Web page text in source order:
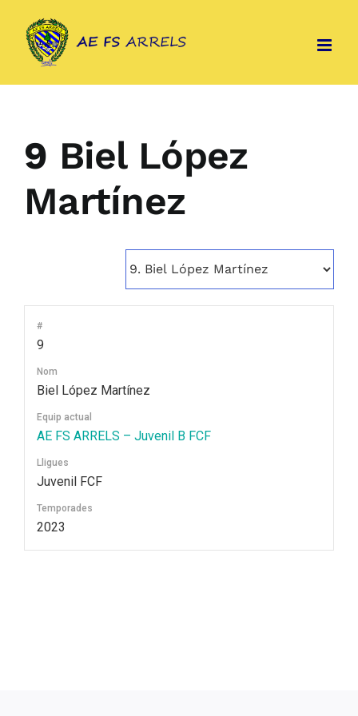
content
9 Biel López
Martínez
#
9
Nom
Biel López Martínez
Equip actual
AE FS ARRELS – Juvenil B FCF
Lligues
Juvenil FCF
Temporades
2023